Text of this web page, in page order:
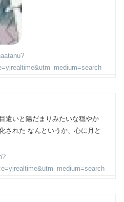
遣いと陽だまりみたいな穏やか
された なんというか、心に月と